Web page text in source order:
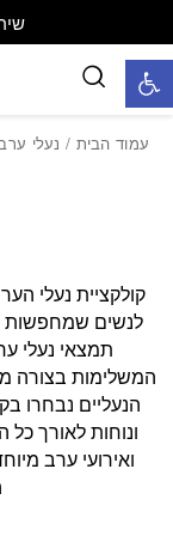
עמוד הבית / נעלי
לנשים שמחפשות
תמצאי נעלי
המשלימות בצורה
הנעליים נבחרו
ונוחות לאורך
ואירועי ערב
פתח סרגל נגישות